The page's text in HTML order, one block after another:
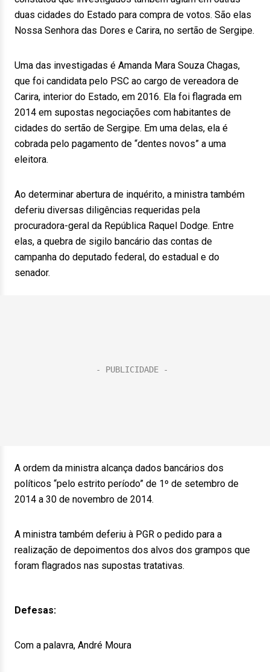
duas cidades do Estado para compra de votos. São elas
Nossa Senhora das Dores e Carira, no sertão de Sergipe.
Uma das investigadas é Amanda Mara Souza Chagas,
que foi candidata pelo PSC ao cargo de vereadora de
Carira, interior do Estado, em 2016. Ela foi flagrada em
2014 em supostas negociações com habitantes de
cidades do sertão de Sergipe. Em uma delas, ela é
cobrada pelo pagamento de “dentes novos” a uma
eleitora.
Ao determinar abertura de inquérito, a ministra também
deferiu diversas diligências requeridas pela
procuradora-geral da República Raquel Dodge. Entre
elas, a quebra de sigilo bancário das contas de
campanha do deputado federal, do estadual e do
senador.
A ordem da ministra alcança dados bancários dos
políticos “pelo estrito período” de 1º de setembro de
2014 a 30 de novembro de 2014.
A ministra também deferiu à PGR o pedido para a
realização de depoimentos dos alvos dos grampos que
foram flagrados nas supostas tratativas.
Defesas:
Com a palavra, André Moura